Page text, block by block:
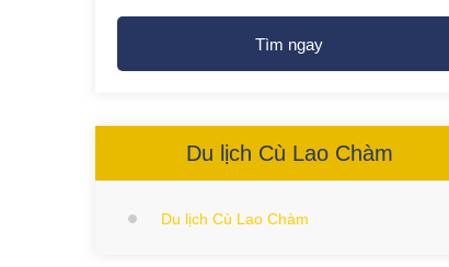
Tìm ngay
Du lịch Cù Lao Chàm
Du lịch Cù Lao Chàm